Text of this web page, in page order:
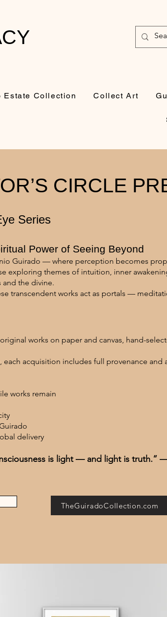
Estate Collection Collect Art
CIRCLE
Series
Power of Seeing Beyond
Guirado — where perception becomes
exploring themes of intuition, inner
and the divine.
transcendent works act as portals —
works on paper and canvas, hand-
each acquisition includes full provenance and
works remain
delivery
is light — and light is truth.”
TheGuiradoCollection.com